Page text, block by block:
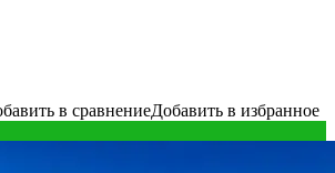
в сравнениеДобавить в избранное